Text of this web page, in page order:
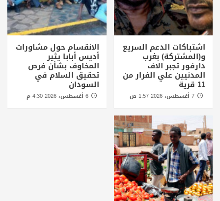
اشتباكات الدعم السريع
و(المشتركة) بغرب
دارفور تجبر الاف
المدنيين علي الفرار من
11 قرية
الانقسام حول مشاورات
أديس أبابا يثير
المخاوف بشأن فرص
تحقيق السلام في
السودان
6 أغسطس، 2026 4:30 م